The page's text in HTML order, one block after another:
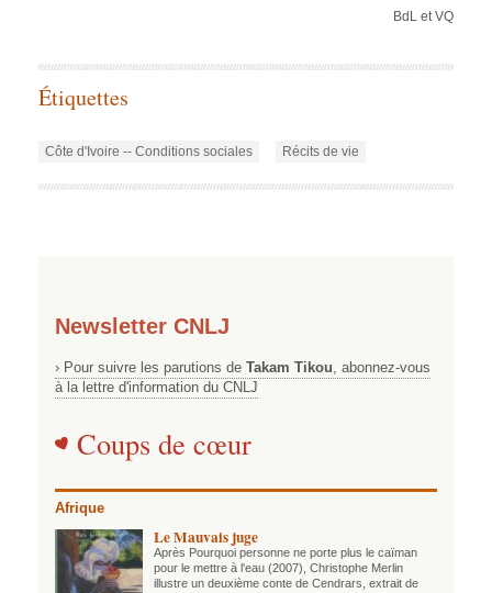
BdL et VQ
Étiquettes
Côte d'Ivoire -- Conditions sociales Récits de vie
Newsletter CNLJ
› Pour suivre les parutions de Takam Tikou , abonnez-vous
à la lettre d'information du CNLJ
Coups de cœur
Afrique
Le Mauvais juge
Après Pourquoi personne ne porte plus le caïman
pour le mettre à l'eau (2007), Christophe Merlin
illustre un deuxième conte de Cendrars, extrait de